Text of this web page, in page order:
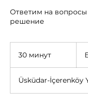
Ответим на
решение
30 минут
и
н
Üsküdar-İçerenköy